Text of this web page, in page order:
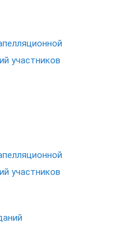
участников
участников